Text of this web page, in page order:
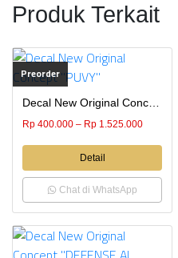
Produk Terkait
Preorder
Rp 400.000 – Rp 1.525.000
Detail
Chat di WhatsApp